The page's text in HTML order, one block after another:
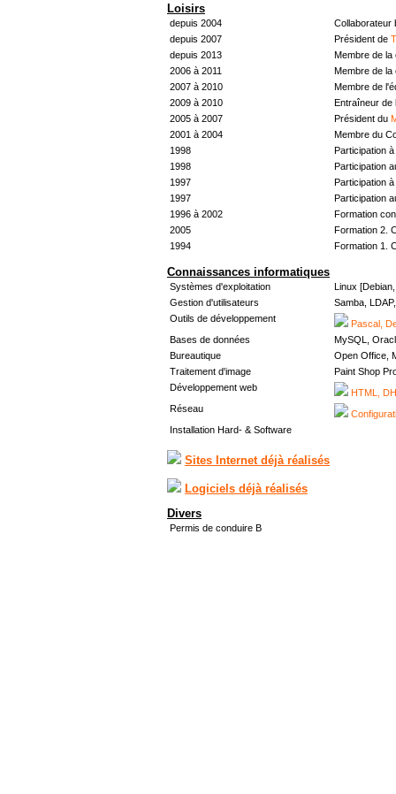
Loisirs
depuis 2004
Collaborateur
depuis 2007
Président de
depuis 2013
Membre de
2006 à 2011
Membre de
2007 à 2010
Membre de
2009 à 2010
Entraîneur de
2005 à 2007
Président du
2001 à 2004
Membre du
1998
Participation à
1998
Participation
1997
Participation à
1997
Participation
1996 à 2002
Formation
2005
Formation 2.
1994
Formation 1.
Connaissances informatiques
Systèmes d'exploitation
Linux
Gestion d'utilisateurs
Samba,
Outils de développement
Pascal,
Bases de données
MySQL,
Bureautique
Open Office,
Traitement d'image
Paint Shop
Développement web
HTML,
Réseau
Installation Hard- & Software
Sites Internet déjà réalisés
Logiciels déjà réalisés
Divers
Permis de conduire B